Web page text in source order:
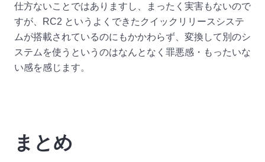
仕方ないことではありますし、まったく実害もないので
すが、RC2 というよくできたクイックリリースシステ
ムが搭載されているのにもかかわらず、変換して別のシ
ステムを使うというのはなんとなく罪悪感・もったいな
い感を感じます。
まとめ